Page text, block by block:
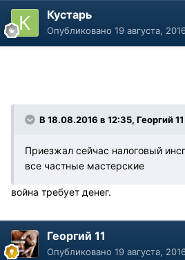
Кустарь
Опубликовано 19 августа,
В 18.08.2016 в 12:35, Георгий
Приезжал сейчас налоговый
все частные мастерские
война требует денег.
Георгий 11
Опубликовано 19 августа,